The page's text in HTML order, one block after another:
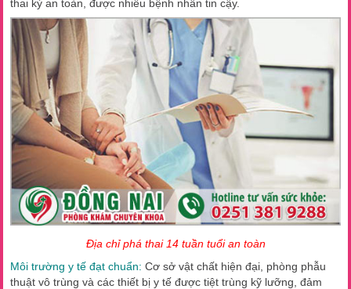
thai kỳ an toàn, được nhiều bệnh nhân tin cậy.
Địa chỉ phá thai 14 tuần tuổi an toàn
Môi trường y tế đạt chuẩn: Cơ sở vật chất hiện đại, phòng phẫu
thuật vô trùng và các thiết bị y tế được tiệt trùng kỹ lưỡng, đảm